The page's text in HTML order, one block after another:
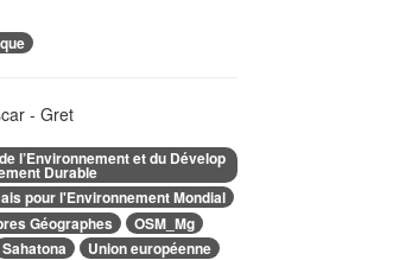
- Gret
l’Environnement et du Dévelop
Durable
pour l'Environnement Mondial
Géographes
OSM_Mg
Sahatona
Union européenne